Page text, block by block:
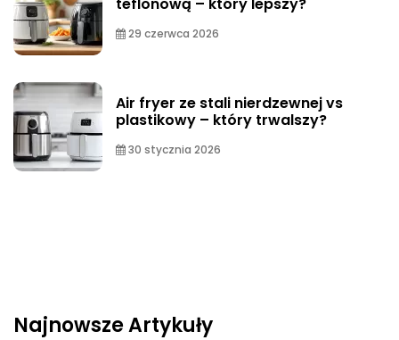
29 czerwca 2026
Air fryer ze stali nierdzewnej vs
plastikowy – który trwalszy?
30 stycznia 2026
Najnowsze Artykuły